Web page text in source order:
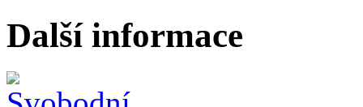
Další informace